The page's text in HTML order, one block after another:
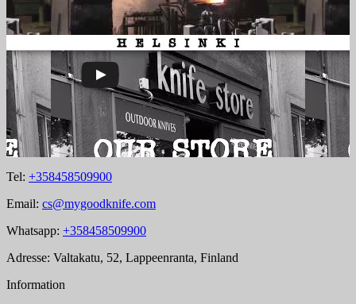
Tel: +358458509900
Email: cs@mygoodknife.com
Whatsapp: +358458509900
Adresse: Valtakatu, 52, Lappeenranta, Finland
Information